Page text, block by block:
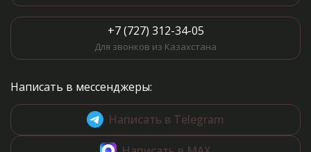
+7 (727) 312-34-05
Для звонков из Казахстана
Написать в мессенджеры:
Написать в Telegram